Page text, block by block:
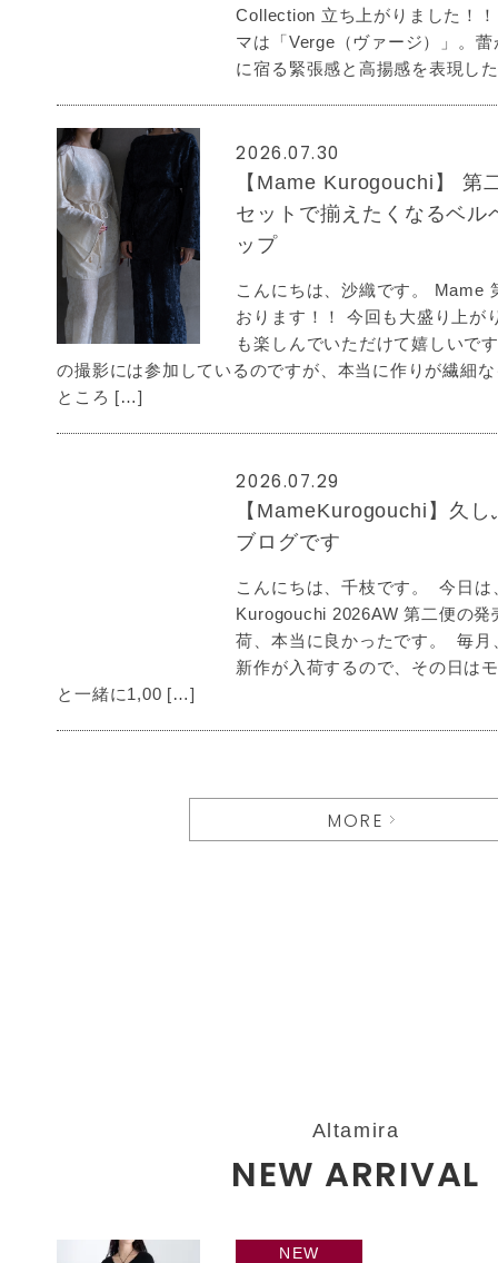
Collection 立ち上がりました！
マは「Verge（ヴァージ）」。
に宿る緊張感と高揚感を表現し
2026.07.30
【Mame Kurogouchi】 第
セットで揃えたくなるベル
ップ
こんにちは、沙織です。 Mame
おります！！ 今回も大盛り上が
も楽しんでいただけて嬉しいで
の撮影には参加しているのですが、本当に作りが繊細
ところ […]
2026.07.29
【MameKurogouchi】久
ブログです
こんにちは、千枝です。 今日は
Kurogouchi 2026AW 第二便の発
荷、本当に良かったです。 毎月
新作が入荷するので、その日は
と一緒に1,00 […]
MORE
Altamira
NEW ARRIVAL
NEW